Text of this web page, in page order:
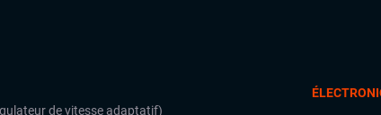
de vitesse adaptatif)